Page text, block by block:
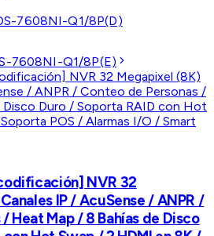
7608NI-Q1/8P(D)
7608NI-Q1/8P(E)
NVR 32
IP / AcuSense / ANPR /
Heat Map / 8 Bahías de Disco